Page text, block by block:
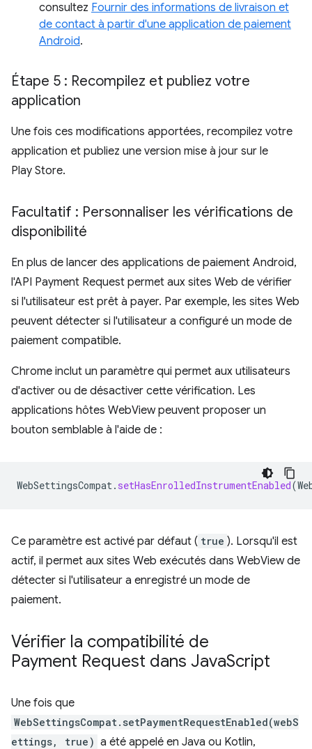
consultez Fournir des informations de livraison et
de contact à partir d'une application de paiement
Android.
Étape 5 : Recompilez et publiez votre
application
Une fois ces modifications apportées, recompilez votre
application et publiez une version mise à jour sur le
Play Store.
Facultatif : Personnaliser les vérifications de
disponibilité
En plus de lancer des applications de paiement Android,
l'API Payment Request permet aux sites Web de vérifier
si l'utilisateur est prêt à payer. Par exemple, les sites Web
peuvent détecter si l'utilisateur a configuré un mode de
paiement compatible.
Chrome inclut un paramètre qui permet aux utilisateurs
d'activer ou de désactiver cette vérification. Les
applications hôtes WebView peuvent proposer un
bouton semblable à l'aide de :
WebSettingsCompat. setHasEnrolledInstrumentEnabled(
Ce paramètre est activé par défaut ( true ). Lorsqu'il est
actif, il permet aux sites Web exécutés dans WebView de
détecter si l'utilisateur a enregistré un mode de
paiement.
Vérifier la compatibilité de
Payment Request dans JavaScript
Une fois que
WebSettingsCompat.setPaymentRequestEnabled(webS
ettings, true) a été appelé en Java ou Kotlin,